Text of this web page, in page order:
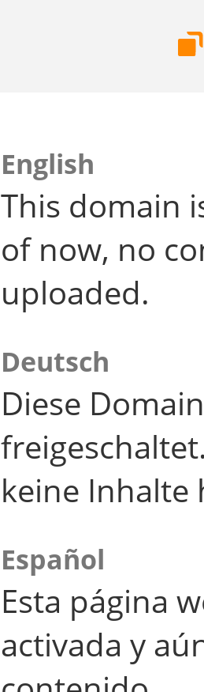
English
This domain
of now, no
uploaded.
Deutsch
Diese
keine Inhalte
Español
Esta página
activada y